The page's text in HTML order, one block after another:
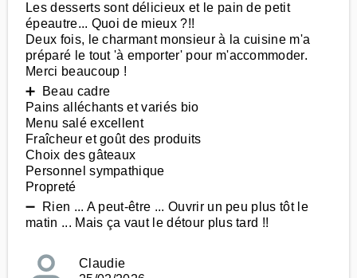
Les desserts sont délicieux et le pain de petit
épeautre... Quoi de mieux ?!!
Deux fois, le charmant monsieur à la cuisine m'a
préparé le tout 'à emporter' pour m'accommoder.
Merci beaucoup !
➕ Beau cadre
Pains alléchants et variés bio
Menu salé excellent
Fraîcheur et goût des produits
Choix des gâteaux
Personnel sympathique
Propreté
➖ Rien ... A peut-être ... Ouvrir un peu plus tôt le
matin ... Mais ça vaut le détour plus tard !!
Claudie